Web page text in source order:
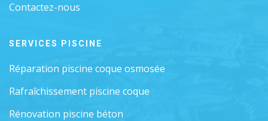
Contactez-nous
SERVICES PISCINE
Réparation piscine coque osmosée
Rafraîchissement piscine coque
Rénovation piscine béton